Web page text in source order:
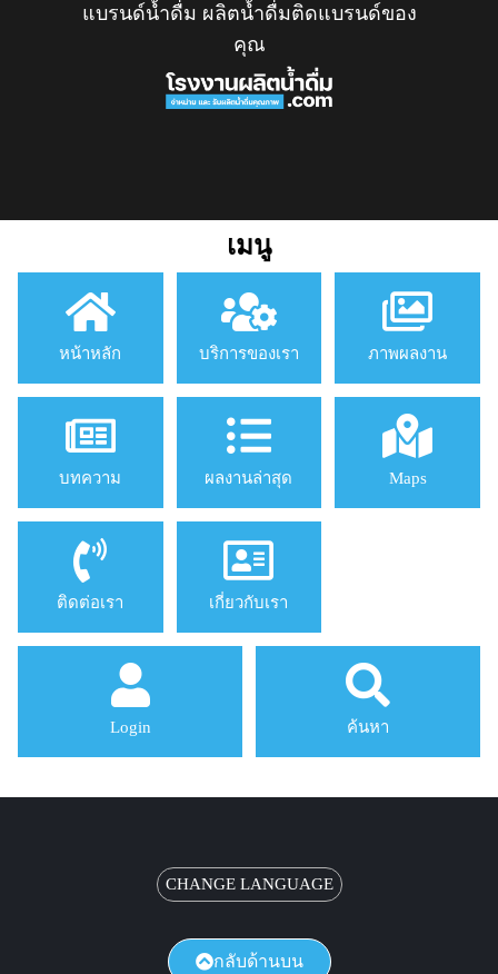
แบรนด์น้ำดื่ม ผลิตน้ำดื่มติดแบรนด์ของ
คุณ
เมนู
หน้าหลัก บริการของเรา ภาพผลงาน
บทความ ผลงานล่าสุด Maps
ติดต่อเรา เกี่ยวกับเรา
Login ค้นหา
CHANGE LANGUAGE
กลับด้านบน